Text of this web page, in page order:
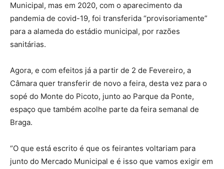
Municipal, mas em 2020, com o aparecimento da
pandemia de covid-19, foi transferida “provisoriamente”
para a alameda do estádio municipal, por razões
sanitárias.
Agora, e com efeitos já a partir de 2 de Fevereiro, a
Câmara quer transferir de novo a feira, desta vez para o
sopé do Monte do Picoto, junto ao Parque da Ponte,
espaço que também acolhe parte da feira semanal de
Braga.
“O que está escrito é que os feirantes voltariam para
junto do Mercado Municipal e é isso que vamos exigir em